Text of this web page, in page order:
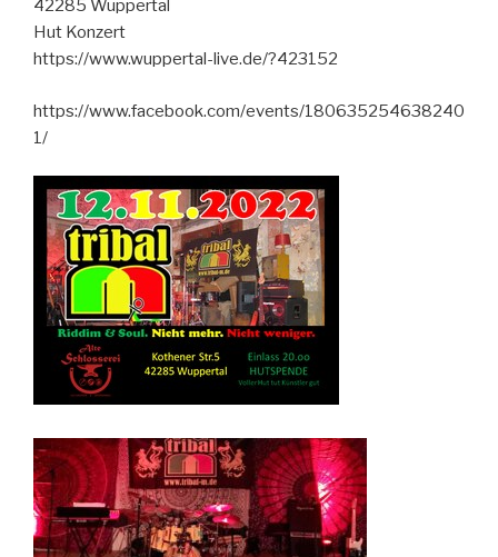
42285 Wuppertal
Hut Konzert
https://www.wuppertal-live.de/?423152
https://www.facebook.com/events/180635254638240
1/